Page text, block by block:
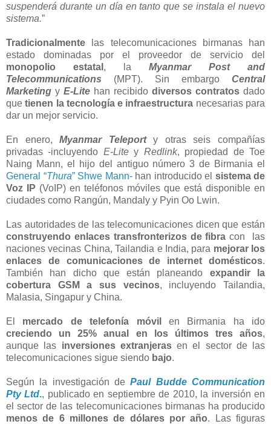
suspenderá durante un día en tanto que se instala el nuevo
sistema.”
Tradicionalmente
las telecomunicaciones birmanas han
estado dominadas por el proveedor de servicio del
monopolio estatal , la Myanmar Post and
Telecommunications (MPT). Sin embargo Central
Marketing y E-Lite han recibido diversos contratos dado
quetienen la tecnología e infraestructura necesarias para
dar un mejor servicio.
En enero,Myanmar Teleporty otras seis compañías
privadas -incluyendo E-Litey Redlink, propiedad de Toe
Naing Mann, el hijo del antiguo número 3 de Birmania el
General “Thura” Shwe Mann- han introducido el sistema de
Voz IP (VoIP) en teléfonos móviles que está disponible en
ciudades como Rangún, Mandaly y Pyin Oo Lwin.
Las autoridades de las telecomunicaciones dicen que están
construyendo enlaces transfronterizos de fibra con las
naciones vecinas China, Tailandia e India, para mejorar los
enlaces de comunicaciones de internet domésticos.
También han dicho que están planeando expandir la
cobertura GSM a sus vecinos, incluyendo Tailandia,
Malasia, Singapur y China.
El mercado de telefonía móvil
en Birmania ha ido
creciendo un 25% anual en los últimos tres años,
aunque las inversiones extranjerasen el sector de las
telecomunicaciones sigue siendo bajo.
Según la investigación dePaul Budde Communication
Pty Ltd., publicado en septiembre de 2010, la inversión en
el sector de las telecomunicaciones birmanas ha producido
menos de 6 millones de dólares por año. Las figuras